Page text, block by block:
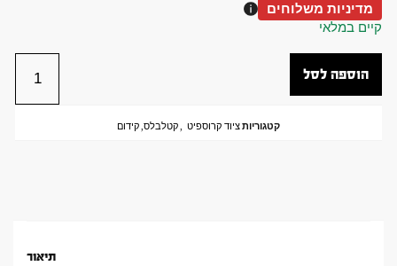
מדיניות משלוחים
קיים במלאי
הוספה לסל
קטגוריותציוד קרוספיט ,קטלבלס,קידום
תיאור